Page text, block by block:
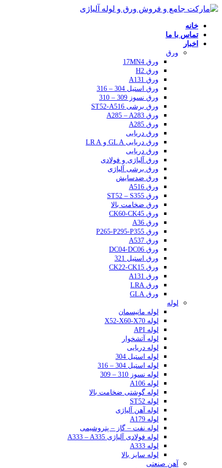
خانه
تماس با ما
اخبار
ورق
ورق 17MN4
ورق H2
ورق A131
ورق استیل 304 – 316
ورق نسوز 309 – 310
ورق برشی ST52-A516
ورق A285 – A283
ورق A285
ورق دریایی
ورق دریایی GL A و LR A
ورق دریایی
ورق آلیاژی و فولادی
ورق برشی آلیاژی
ورق ضدسایش
ورق A516
ورق ST52 – S355
ورق ضخامت بالا
ورق CK60-CK45
ورق A36
ورق P265-P295-P355
ورق A537
ورق DC04-DC06
ورق استیل 321
ورق CK22-CK15
ورق A131
ورق LRA
ورق GLA
لوله
لوله مانیسمان
لوله X52-X60-X70
لوله API
لوله آتشخوار
لوله دریایی
لوله استیل 304
لوله استیل 304 – 316
لوله نسوز 310 – 309
لوله A106
لوله گوشتی ضخامت بالا
لوله ST52
لوله آهن آلیاژی
لوله A179
لوله نفت – گاز – پتروشیمی
لوله فولادی آلیاژی A333 – A335
لوله A333
لوله سایز بالا
آهن صنعتی